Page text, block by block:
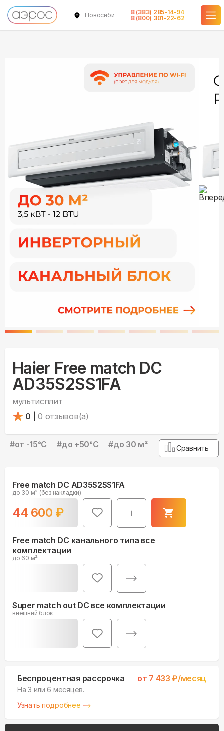
Новосибирск
8 (383) 285-14-94
8 (800) 301-22-62
Haier Free match DC
AD35S2SS1FA
мультисплит
0
0 отзывов(а)
#от -15°С #до +50°С #до 30 м² Сравнить
Free match DC AD35S2SS1FA
до 30 м² (без накладки)
44 600 ₽ i
в наличии
Free match DC канального типа все
комплектации
до 60 м²
в наличии
Super match out DC все комплектации
внешний блок
в наличии
Беспроцентная рассрочка от 7 433 ₽/месяц
На 3 или 6 месяцев.
Узнать подробнее